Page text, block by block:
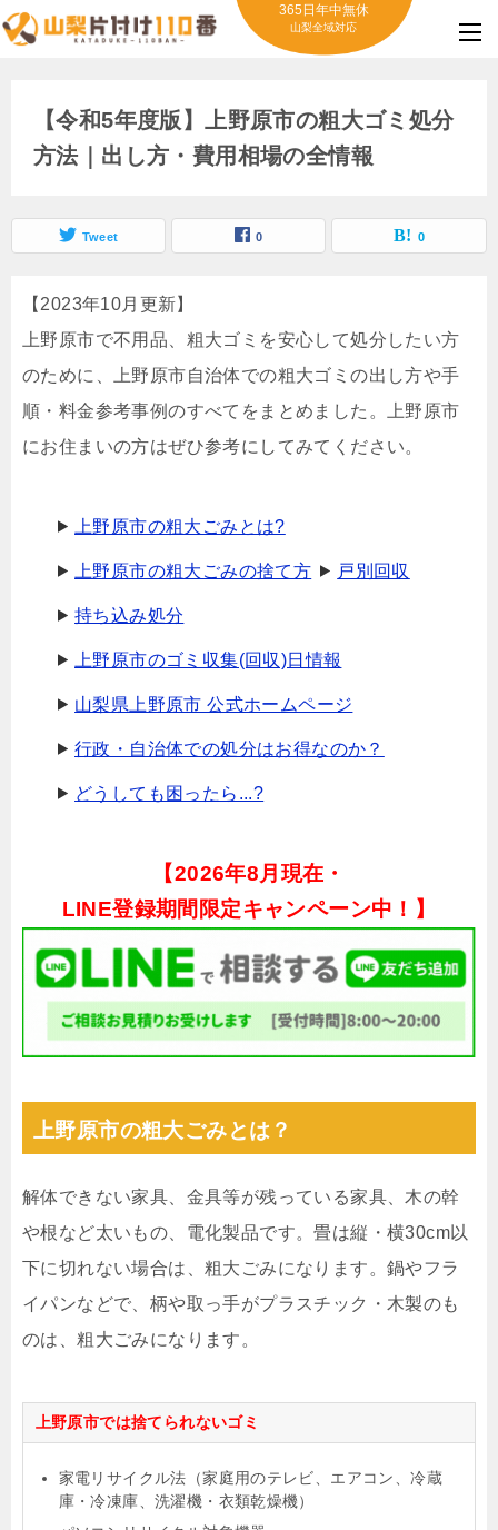
365日年中無休
山梨全域対応
【令和5年度版】上野原市の粗大ゴミ処分
方法｜出し方・費用相場の全情報
Tweet 0 0
【2023年10月更新】
上野原市で不用品、粗大ゴミを安心して処分したい方
のために、上野原市自治体での粗大ゴミの出し方や手
順・料金参考事例のすべてをまとめました。上野原市
にお住まいの方はぜひ参考にしてみてください。
上野原市の粗大ごみとは?
上野原市の粗大ごみの捨て方 戸別回収
持ち込み処分
上野原市のゴミ収集(回収)日情報
山梨県上野原市 公式ホームページ
行政・自治体での処分はお得なのか？
どうしても困ったら...?
【2026年8月現在・
LINE登録期間限定キャンペーン中！】
上野原市の粗大ごみとは？
解体できない家具、金具等が残っている家具、木の幹
や根など太いもの、電化製品です。畳は縦・横30cm以
下に切れない場合は、粗大ごみになります。鍋やフラ
イパンなどで、柄や取っ手がプラスチック・木製のも
のは、粗大ごみになります。
上野原市では捨てられないゴミ
家電リサイクル法（家庭用のテレビ、エアコン、冷蔵
庫・冷凍庫、洗濯機・衣類乾燥機）